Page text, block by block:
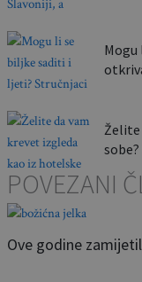
Želite
POVEZANI
Ove godine